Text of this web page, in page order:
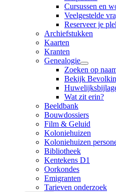
Cursussen en
Veelgestelde
Reserveer je
Archiefstukken
Kaarten
Kranten
Genealogie
Zoeken op
Bekijk
Wat zit erin?
Beeldbank
Bouwdossiers
Film & Geluid
Koloniehuizen
Koloniehuizen
Bibliotheek
Kentekens D1
Oorkondes
Emigranten
Tarieven onderzoek